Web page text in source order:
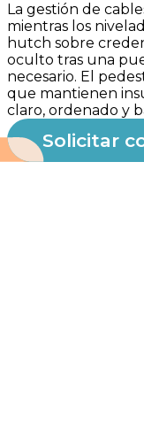
La gestión de
mientras los
hutch sobre
oculto tras una
necesario. El
que mantienen
claro, ordenado y
Solicitar